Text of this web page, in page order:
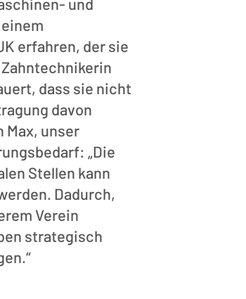
erfahren, der sie
dass sie nicht
davon
Max, unser
„Die
Stellen kann
Dadurch,
Verein
strategisch